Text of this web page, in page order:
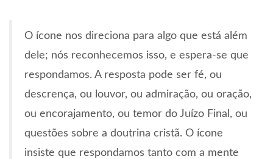
O ícone nos direciona para algo que está além
dele; nós reconhecemos isso, e espera-se que
respondamos. A resposta pode ser fé, ou
descrença, ou louvor, ou admiração, ou oração,
ou encorajamento, ou temor do Juízo Final, ou
questões sobre a doutrina cristã. O ícone
insiste que respondamos tanto com a mente